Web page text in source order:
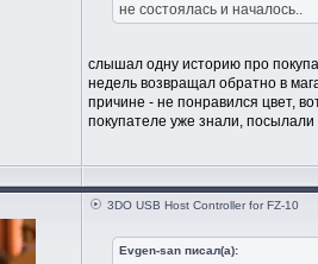
не состоялась и началось..
слышал одну историю про
недель возвращал обратно в
причине - не понравился цвет,
покупателе уже знали, посылали
3DO USB Host Controller for FZ-10
Evgen-san писал(а):